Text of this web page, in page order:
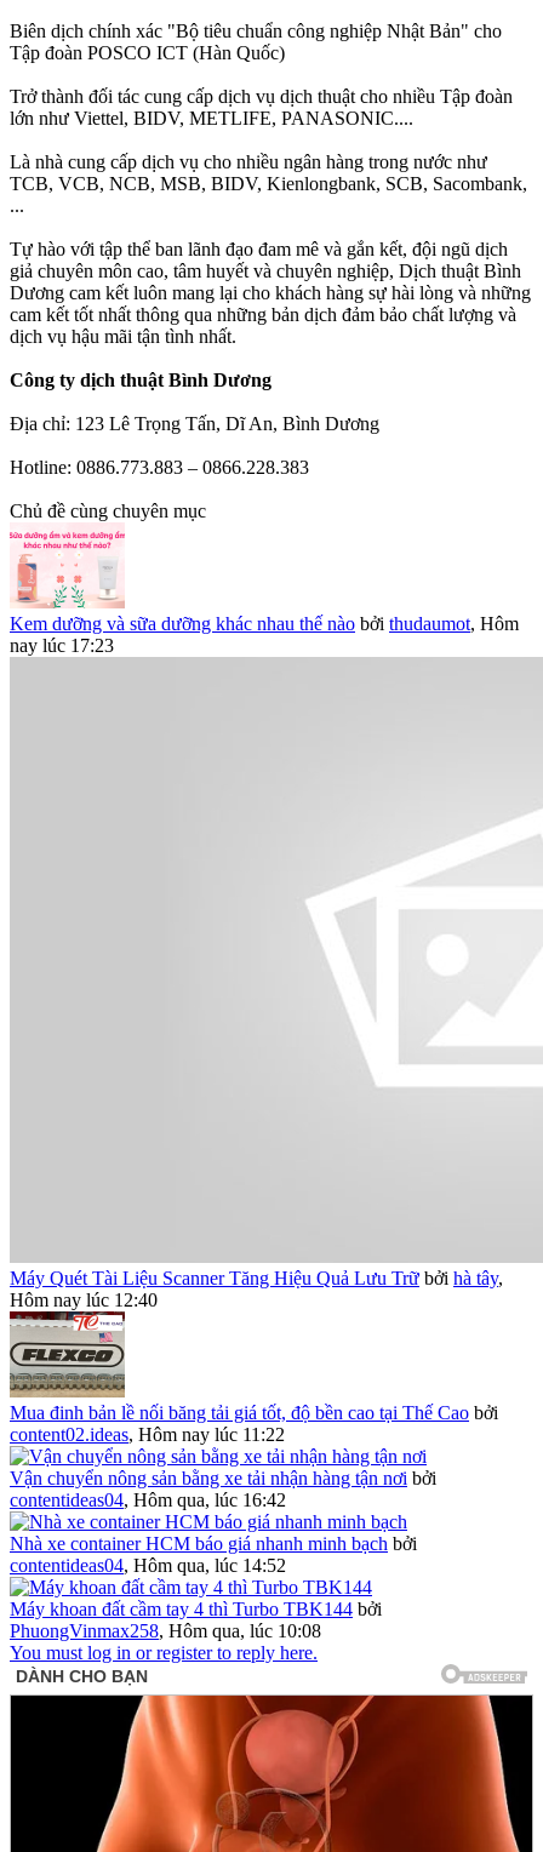
Biên dịch chính xác "Bộ tiêu chuẩn công nghiệp Nhật Bản" cho
Tập đoàn POSCO ICT (Hàn Quốc)
Trở thành đối tác cung cấp dịch vụ dịch thuật cho nhiều Tập đoàn
lớn như Viettel, BIDV, METLIFE, PANASONIC....
Là nhà cung cấp dịch vụ cho nhiều ngân hàng trong nước như
TCB, VCB, NCB, MSB, BIDV, Kienlongbank, SCB, Sacombank,
...
Tự hào với tập thể ban lãnh đạo đam mê và gắn kết, đội ngũ dịch
giả chuyên môn cao, tâm huyết và chuyên nghiệp, Dịch thuật Bình
Dương cam kết luôn mang lại cho khách hàng sự hài lòng và những
cam kết tốt nhất thông qua những bản dịch đảm bảo chất lượng và
dịch vụ hậu mãi tận tình nhất.
Công ty dịch thuật Bình Dương
Địa chỉ: 123 Lê Trọng Tấn, Dĩ An, Bình Dương
Hotline: 0886.773.883 – 0866.228.383
Chủ đề cùng chuyên mục
Kem dưỡng và sữa dưỡng khác nhau thế nào bởi thudaumot, Hôm
nay lúc 17:23
Máy Quét Tài Liệu Scanner Tăng Hiệu Quả Lưu Trữ bởi hà tây,
Hôm nay lúc 12:40
Mua đinh bản lề nối băng tải giá tốt, độ bền cao tại Thế Cao bởi
content02.ideas, Hôm nay lúc 11:22
Vận chuyển nông sản bằng xe tải nhận hàng tận nơi bởi
contentideas04, Hôm qua, lúc 16:42
Nhà xe container HCM báo giá nhanh minh bạch bởi
contentideas04, Hôm qua, lúc 14:52
Máy khoan đất cầm tay 4 thì Turbo TBK144 bởi
PhuongVinmax258, Hôm qua, lúc 10:08
You must log in or register to reply here.